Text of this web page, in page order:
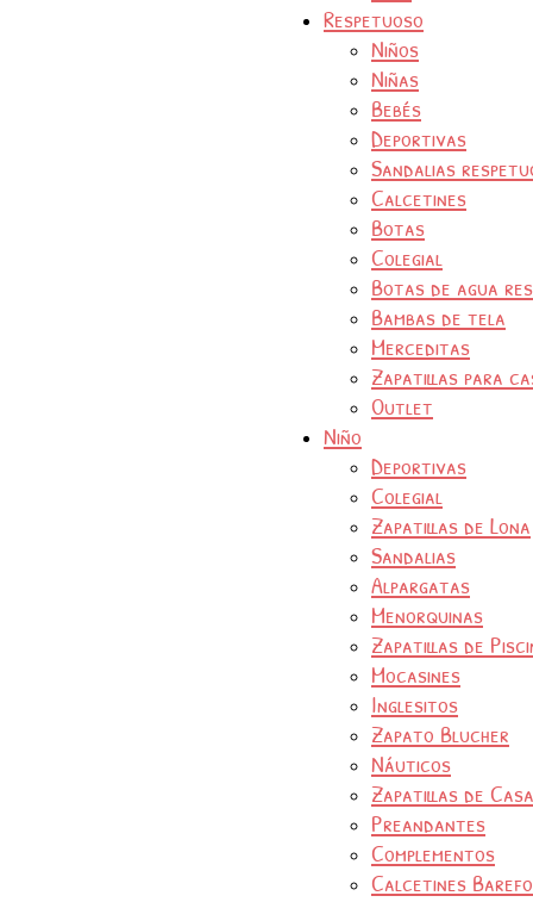
Respetuoso
Niños
Niñas
Bebés
Deportivas
Sandalias
Calcetines
Botas
Colegial
Botas de agua
Bambas de tela
Merceditas
Zapatillas para
Outlet
Niño
Deportivas
Colegial
Zapatillas de Lona
Sandalias
Alpargatas
Menorquinas
Zapatillas de
Mocasines
Inglesitos
Zapato Blucher
Náuticos
Zapatillas de Casa
Preandantes
Complementos
Calcetines